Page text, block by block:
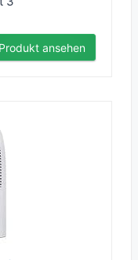
Produkt ansehen